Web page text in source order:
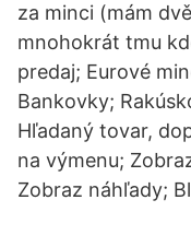
za minci (mám
mnohokrát tmu
predaj; Eurové
Bankovky;
Hľadaný tovar,
na výmenu;
Zobraz náhľady;